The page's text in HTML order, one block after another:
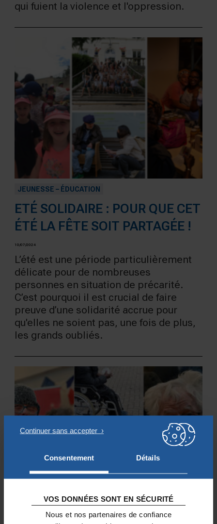
Consentement Détails
VOS DONNÉES SONT EN SÉCURITÉ
Nous et nos partenaires de confiance
qui fuient la violence et l'oppression.
JEUNESSE – ÉDUCATION
ETÉ SOLIDAIRE : POUR QUE CET
ÉTÉ LA FÊTE SOIT PARTAGÉE !
10/07/2024
L’été est une période particulièrement
délicate pour de nombreuses
personnes en situation de précarité.
C’est pourquoi il est crucial de faire
preuve d’une solidarité accrue pour
qu'elles ne soient pas, une fois de plus,
les grands oubliés.
PRÉCARITÉ – EXCLUSION